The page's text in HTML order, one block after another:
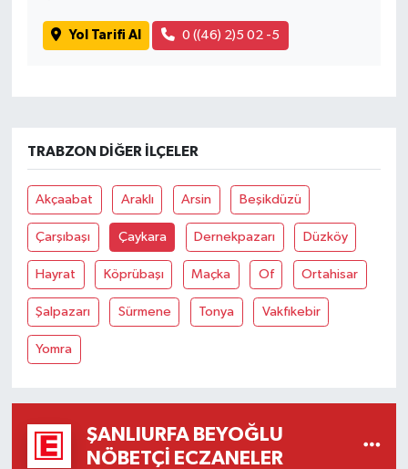
Yol Tarifi Al 0 ((46) 2)5 02 -5
TRABZON DIĞER İLÇELER
Akçaabat Araklı Arsin Beşikdüzü
Çarşıbaşı Çaykara Dernekpazarı Düzköy
Hayrat Köprübaşı Maçka Of Ortahisar
Şalpazarı Sürmene Tonya Vakfıkebir
Yomra
ŞANLIURFA BEYOĞLU
NÖBETÇI ECZANELER